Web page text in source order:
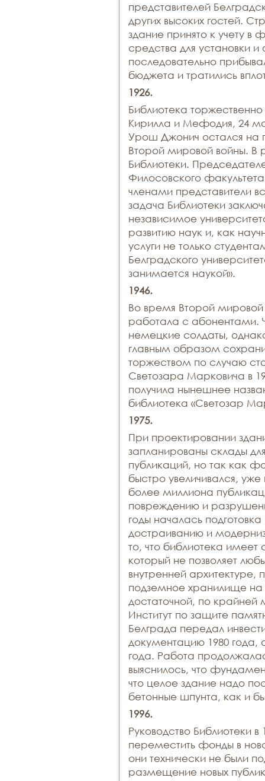
представителей
других высоких гостей.
здание принято к учету в
средства для установки
последовательно
бюджета и тратились
1926.
Библиотека торжественно
Кирилла и Мефодия, 24
Урош Джонич остался на
Второй мировой войны. В
Библиотеки.
Филосовского
членами представители
задача Библиотеки
независимое
развитию наук и, как
услуги не только
Белградского
занимается наукой».
1946.
Во время Второй
работала с абонентами.
немецкие солдаты,
главным образом
торжеством по случаю
Светозара Марковича в
получила нынешнее
библиотека «Светозар
1975.
При проектировании
запланированы склады
публикаций, но так как
быстро увеличивался, уже
более миллиона
повреждению и
годы началась
достраиванию и
то, что библиотека имеет
который не позволяет
внутренней архитектуре,
подземное хранилище на
достаточной, по
Институт по защите
Белграда передал
документацию 1980 года,
года. Работа
выяснилось, что
что целое здание надо
бетонные шпунта, как и
1996.
Руководство Библиотеки
переместить фонды в
они технически не были
размещение новых